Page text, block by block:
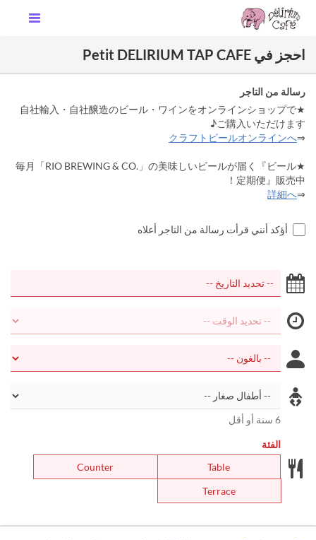
احجز في Petit DELIRIUM TAP CAFE
رسالة من التاجر
★自社輸入・自社醸造のビール・ワインをオンラインショップで
ご購入いただけます♪
⇒
クラフトビールオンラインへ
★毎月「RIO BREWING & CO.」の美味しいビールが届く『ビール
定期便』販売中！
⇒
詳細へ
أؤكد أنني قرأت رسالة من التاجر أعلاه
6 سنة أو أقل
الفئة
Table
Counter
Terrace